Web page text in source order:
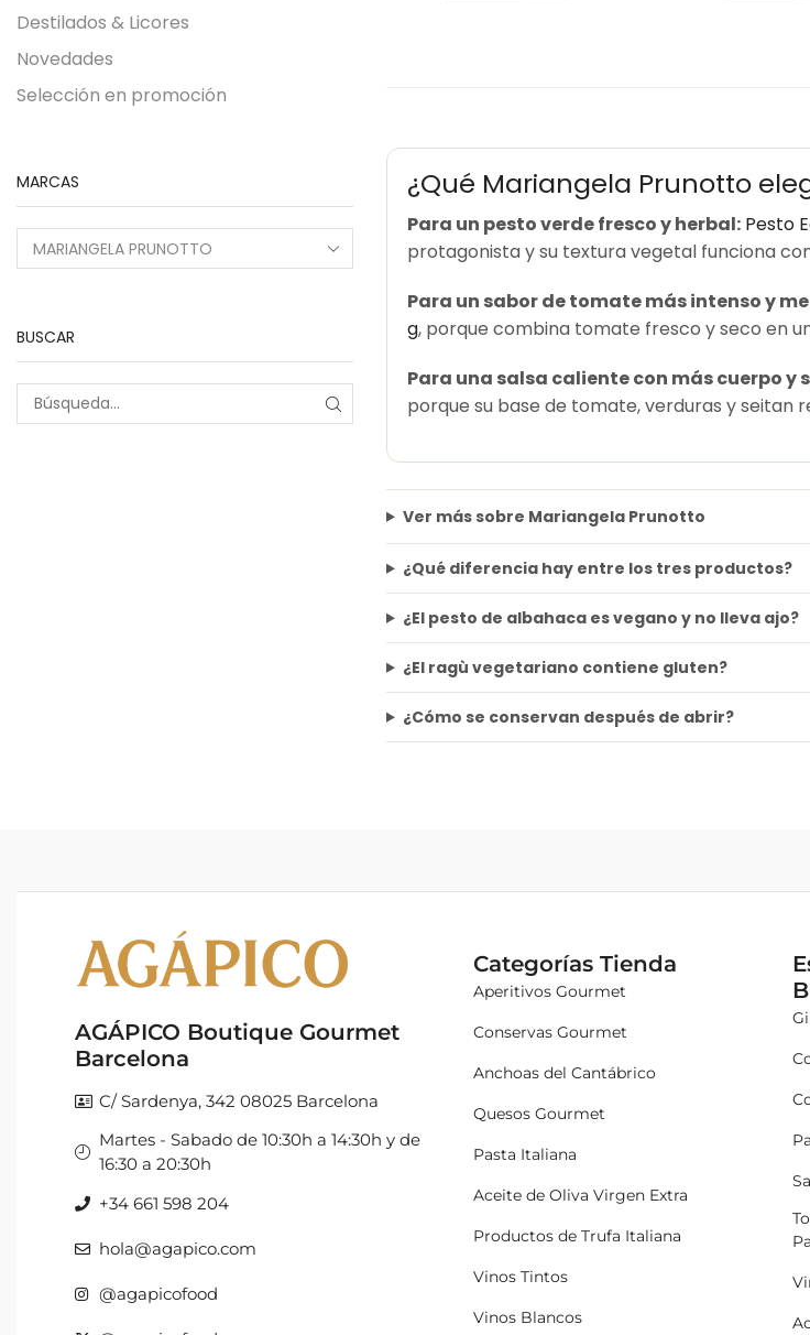
¿Qué Mariangela Prunotto
Para un pesto verde fresco y herbal: Pesto
protagonista y su textura vegetal funciona
Para un sabor de tomate más intenso y
g, porque combina tomate fresco y seco en
Para una salsa caliente con más cuerpo y
porque su base de tomate, verduras y seitan
Ver más sobre Mariangela Prunotto
¿Qué diferencia hay entre los tres productos?
¿El pesto de albahaca es vegano y no lleva ajo?
¿El ragù vegetariano contiene gluten?
¿Cómo se conservan después de abrir?
Destilados & Licores
Novedades
Selección en promoción
MARCAS
BUSCAR
AGÁPICO Boutique Gourmet
Barcelona
C/ Sardenya, 342 08025 Barcelona
Martes - Sabado de 10:30h a 14:30h y de
16:30 a 20:30h
+34 661 598 204
hola@agapico.com
@agapicofood
Categorías Tienda
Aperitivos Gourmet
Conservas Gourmet
Anchoas del Cantábrico
Quesos Gourmet
Pasta Italiana
Aceite de Oliva Virgen Extra
Productos de Trufa Italiana
Vinos Tintos
Vinos Blancos